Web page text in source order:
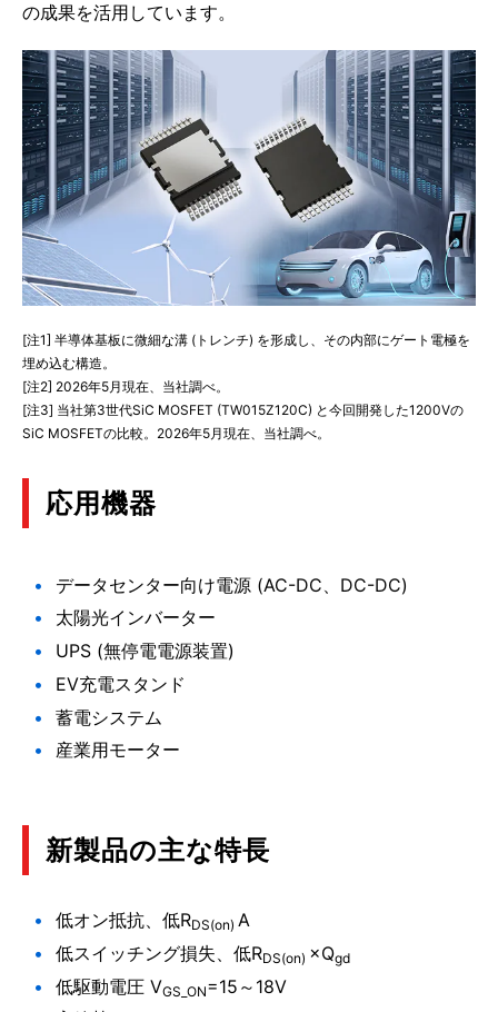
の成果を活用しています。
[注1] 半導体基板に微細な溝 (トレンチ) を形成し、その内部にゲート電極を
埋め込む構造。
[注2] 2026年5月現在、当社調べ。
[注3] 当社第3世代SiC MOSFET (TW015Z120C) と今回開発した1200Vの
SiC MOSFETの比較。2026年5月現在、当社調べ。
応用機器
データセンター向け電源 (AC-DC DC-DC)
太陽光インバーター
UPS (無停電電源装置)
EV充電スタンド
蓄電システム
産業用モーター
新製品の主な特長
低オン抵抗、低RDS(on) A
低スイッチング損失、低RDS(on) ×Qgd
低駆動電圧 VGS_ON=15～18V